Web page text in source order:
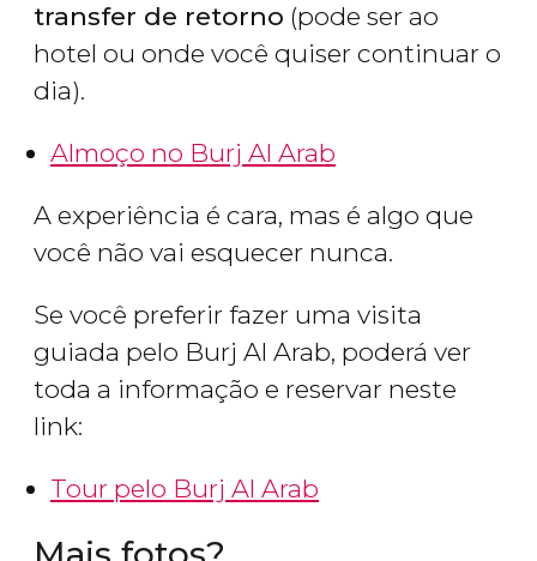
transfer de retorno (pode ser ao
hotel ou onde você quiser continuar o
dia).
Almoço no Burj Al Arab
A experiência é cara, mas é algo que
você não vai esquecer nunca.
Se você preferir fazer uma visita
guiada pelo Burj Al Arab, poderá ver
toda a informação e reservar neste
link:
Tour pelo Burj Al Arab